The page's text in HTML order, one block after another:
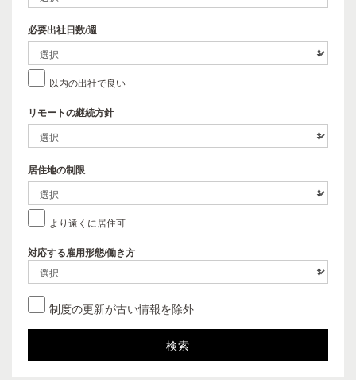
必要出社日数/週
以内の出社で良い
リモートの継続方針
居住地の制限
より遠くに居住可
対応する雇用形態/働き方
制度の更新が古い情報を除外